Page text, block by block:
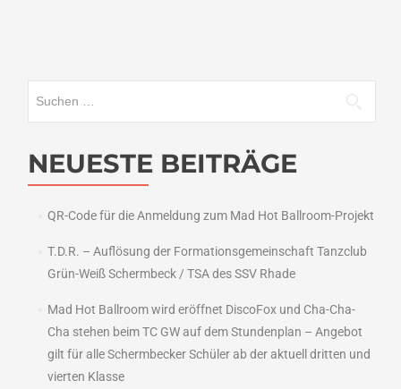
NEUESTE BEITRÄGE
QR-Code für die Anmeldung zum Mad Hot Ballroom-Projekt
T.D.R. – Auflösung der Formationsgemeinschaft Tanzclub
Grün-Weiß Schermbeck / TSA des SSV Rhade
Mad Hot Ballroom wird eröffnet DiscoFox und Cha-Cha-
Cha stehen beim TC GW auf dem Stundenplan – Angebot
gilt für alle Schermbecker Schüler ab der aktuell dritten und
vierten Klasse